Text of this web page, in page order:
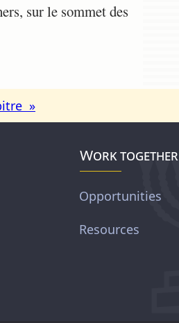
sur le sommet des
»
Work together
Opportunities
Resources